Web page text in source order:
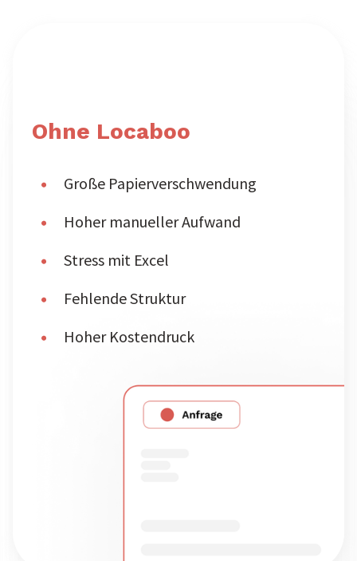
Ohne Locaboo
Große Papierverschwendung
Hoher manueller Aufwand
Stress mit Excel
Fehlende Struktur
Hoher Kostendruck